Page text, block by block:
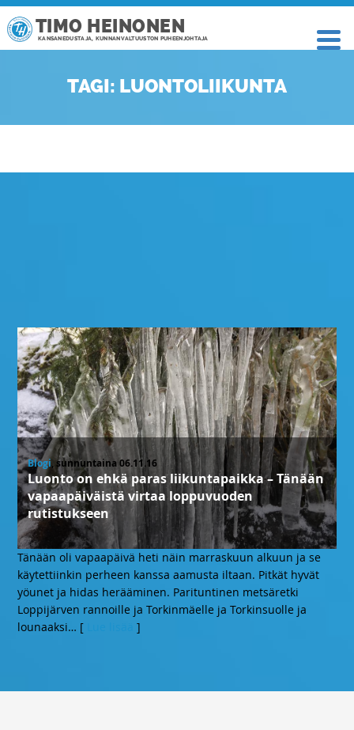
TIMO HEINONEN
KANSANEDUSTAJA, KUNNANVALTUUSTON PUHEENJOHTAJA
TAGI: LUONTOLIIKUNTA
Blogi, sunnuntaina 06.11.16
Luonto on ehkä paras liikuntapaikka – Tänään
vapaapäiväistä virtaa loppuvuoden
rutistukseen
Tänään oli vapaapäivä heti näin marraskuun alkuun ja se
käytettiinkin perheen kanssa aamusta iltaan. Pitkät hyvät
yöunet ja hidas herääminen. Parituntinen metsäretki
Loppijärven rannoille ja Torkinmäelle ja Torkinsuolle ja
lounaaksi… [ ]